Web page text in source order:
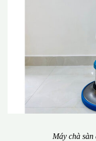
Máy chà